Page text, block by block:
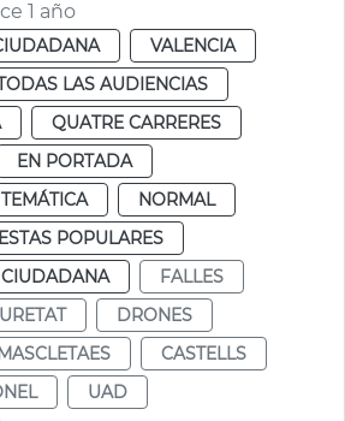
1 año
VALENCIA
LAS AUDIENCIAS
QUATRE CARRERES
EN PORTADA
NORMAL
POPULARES
FALLES
DRONES
CASTELLS
UAD